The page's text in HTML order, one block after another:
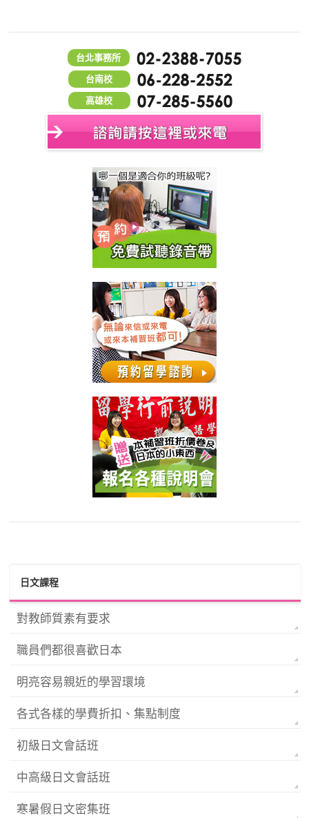
台北事務所
台南校
高雄校
日文課程
對教師質素有要求
職員們都很喜歡日本
明亮容易親近的學習環境
各式各樣的學費折扣、集點制度
初級日文會話班
中高級日文會話班
寒暑假日文密集班